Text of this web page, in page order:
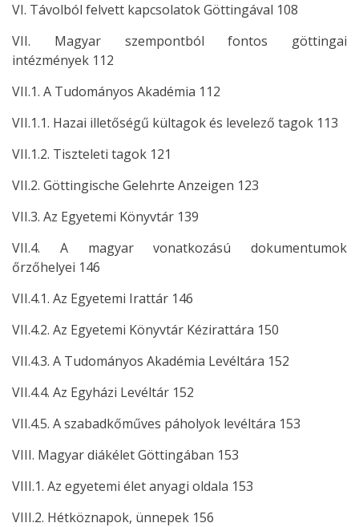
VI. Távolból felvett kapcsolatok Göttingával 108
VII. Magyar szempontból fontos göttingai
intézmények 112
VII.1. A Tudományos Akadémia 112
VII.1.1. Hazai illetőségű kültagok és levelező tagok 113
VII.1.2. Tiszteleti tagok 121
VII.2. Göttingische Gelehrte Anzeigen 123
VII.3. Az Egyetemi Könyvtár 139
VII.4. A magyar vonatkozású dokumentumok
őrzőhelyei 146
VII.4.1. Az Egyetemi Irattár 146
VII.4.2. Az Egyetemi Könyvtár Kézirattára 150
VII.4.3. A Tudományos Akadémia Levéltára 152
VII.4.4. Az Egyházi Levéltár 152
VII.4.5. A szabadkőműves páholyok levéltára 153
VIII. Magyar diákélet Göttingában 153
VIII.1. Az egyetemi élet anyagi oldala 153
VIII.2. Hétköznapok, ünnepek 156